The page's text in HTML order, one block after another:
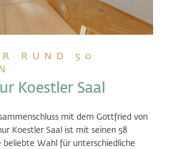
RUND 50
Koestler Saal
mit dem Gottfried von
Koestler Saal ist mit seinen 58
Wahl für unterschiedliche